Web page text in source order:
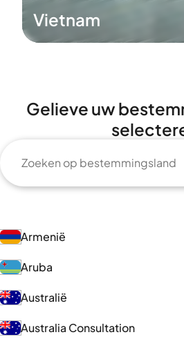
Vietnam
Gelieve uw
Armenië
Aruba
Australië
Australia Consultation